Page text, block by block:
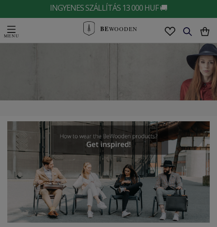
INGYENES SZÁLLÍTÁS 13 000 HUF 🚚
BEWOODEN
Női kalap
Ez a kalap jellegzetes, merész és lenyűgöző kiegészítő, amelyet
azoknak a nőknek készítettek, akik tisztában vannak egyedi
stílusukkal és bájukkal. A kalapot a BeWooden minden
részletében tervezte, és a Tonakkal közösen gyártották, akik
több mint 200 éve gyártják a legmagasabb színvonalú kalapot.
Egyesíti az egyedi tervezést a legpontosabb kézzel készített